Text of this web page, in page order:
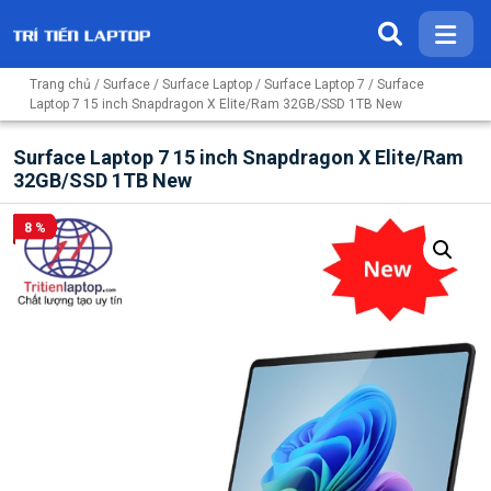
Trang chủ / Surface / Surface Laptop / Surface Laptop 7 / Surface
Laptop 7 15 inch Snapdragon X Elite/Ram 32GB/SSD 1TB New
Surface Laptop 7 15 inch Snapdragon X Elite/Ram
32GB/SSD 1TB New
8 %